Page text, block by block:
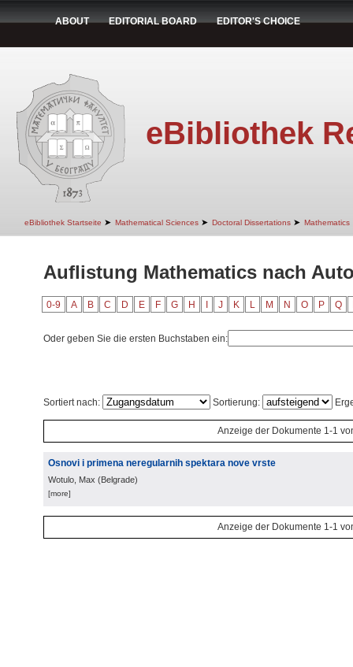
ABOUT EDITORIAL BOARD EDITOR'S CHOICE
eBibliothek
eBibliothek Startseite ➤ Mathematical Sciences ➤ Doctoral Dissertations ➤ Mathematics
Auflistung Mathematics nach
0-9 A B C D E F G H J K L M N O P Q
Oder geben Sie die ersten Buchstaben ein:
Sortiert nach: Sortierung:
Anzeige der Dokumente 1-1
Osnovi i primena neregularnih spektara nove vrste
Wotulo, Max (Belgrade)
[more]
Anzeige der Dokumente 1-1